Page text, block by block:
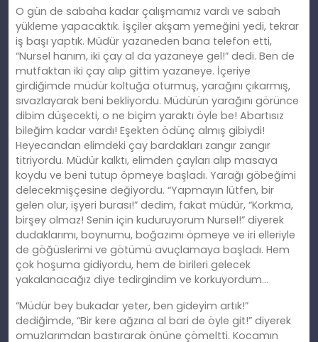
O gün de sabaha kadar çalışmamız vardı ve sabah
yükleme yapacaktık. İşçiler akşam yemeğini yedi, tekrar
iş başı yaptık. Müdür yazaneden bana telefon etti,
“Nursel hanım, iki çay al da yazaneye gel!” dedi. Ben de
mutfaktan iki çay alıp gittim yazaneye. İçeriye
girdiğimde müdür koltuğa oturmuş, yarağını çıkarmış,
sıvazlayarak beni bekliyordu. Müdürün yarağını görünce
dibim düşecekti, o ne biçim yaraktı öyle be! Abartısız
bileğim kadar vardı! Eşekten ödünç almış gibiydi!
Heyecandan elimdeki çay bardakları zangır zangır
titriyordu. Müdür kalktı, elimden çayları alıp masaya
koydu ve beni tutup öpmeye başladı. Yarağı göbeğimi
delecekmişçesine değiyordu. “Yapmayın lütfen, bir
gelen olur, işyeri burası!” dedim, fakat müdür, “Korkma,
birşey olmaz! Senin için kuduruyorum Nursel!” diyerek
dudaklarımı, boynumu, boğazımı öpmeye ve iri elleriyle
de göğüslerimi ve götümü avuçlamaya başladı. Hem
çok hoşuma gidiyordu, hem de birileri gelecek
yakalanacağız diye tedirgindim ve korkuyordum…
“Müdür bey bukadar yeter, ben gideyim artık!”
dediğimde, “Bir kere ağzına al bari de öyle git!” diyerek
omuzlarımdan bastırarak önüne çömeltti. Kocamın